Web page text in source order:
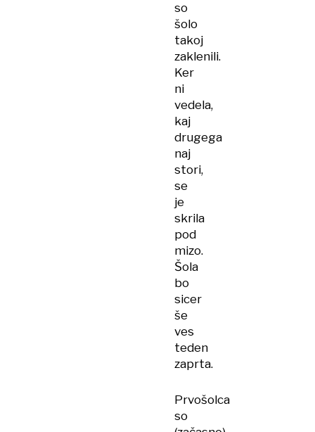
so
šolo
takoj
zaklenili.
Ker
ni
vedela,
kaj
drugega
naj
stori,
se
je
skrila
pod
mizo.
Šola
bo
sicer
še
ves
teden
zaprta.
Prvošolca
so